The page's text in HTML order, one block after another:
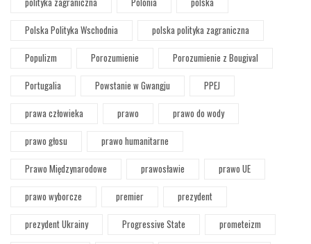
Polska Polityka Wschodnia
polska polityka zagraniczna
Populizm
Porozumienie
Porozumienie z Bougival
Portugalia
Powstanie w Gwangju
PPEJ
prawa człowieka
prawo
prawo do wody
prawo głosu
prawo humanitarne
Prawo Międzynarodowe
prawosławie
prawo UE
prawo wyborcze
premier
prezydent
prezydent Ukrainy
Progressive State
prometeizm